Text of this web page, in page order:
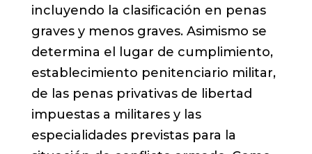
incluyendo la clasificación en penas
graves y menos graves. Asimismo se
determina el lugar de cumplimiento,
establecimiento penitenciario militar,
de las penas privativas de libertad
impuestas a militares y las
especialidades previstas para la